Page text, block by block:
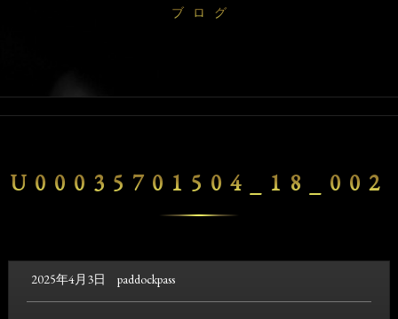
ブログ
U00035701504_18_002
2025年4月3日 paddockpass